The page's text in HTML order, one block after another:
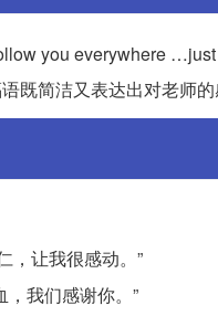
you everywhere
既简洁又表达出对老师的
，让我很感动。”
我们感谢你。”